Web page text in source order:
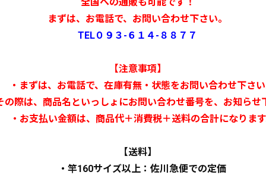
まずは、お電話で、お問い合わせ下さい。
TEL０９３-６１４-８８７７
【注意事項】
・まずは、お電話で、在庫有無・状態をお問い合わせ下さ
は、商品名といっしょにお問い合わせ番号を、 お知らせ
・お支払い金額は、商品代＋消費税＋送料の合計になりま
【送料】
・竿160サイズ以上：佐川急便での定価